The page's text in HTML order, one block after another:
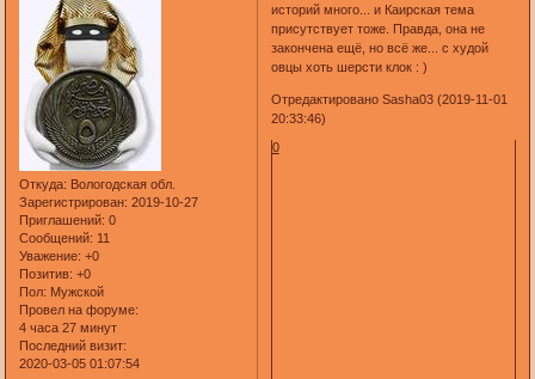
Откуда: Вологодская обл.
Зарегистрирован: 2019-10-27
Приглашений: 0
Сообщений: 11
Уважение: +0
Позитив: +0
Пол: Мужской
Провел на форуме:
4 часа 27 минут
Последний визит:
2020-03-05 01:07:54
историй много... и Каирская тема
присутствует тоже. Правда, она не
закончена ещё, но всё же... c худой
овцы хоть шерсти клок : )
Отредактировано Sasha03 (2019-11-01
20:33:46)
0